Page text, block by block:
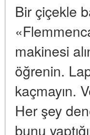
Bir çiçekle
makinesi
öğrenin.
kaçmayın.
Her şey
bunu